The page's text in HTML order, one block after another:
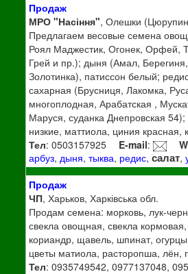
Продаж
МРО "Насіння", Олешки
Предлагаем весовые семена
Роял Маджестик, Огонек, Орфей,
Грей и пр.); дыня (Амал,
Золотинка), патиссон белый;
сахарная (Брусниця, Лакомка,
многоплодная, Арабатская ,
Маруся, суданка Днепровская
низкие, маттиола, циния
Тел: 0503157925 E-mail:
арбуз,дыня,тыква, редис,салат,
Продаж
ЧП, Харьков, Харківська обл.
Продам семена: морковь, лук-
свекла овощная, свекла
кориандр, щавель, шпинат,
цветы матиола, расторопша, лён,
Тел: 0935749542, 0977137048,